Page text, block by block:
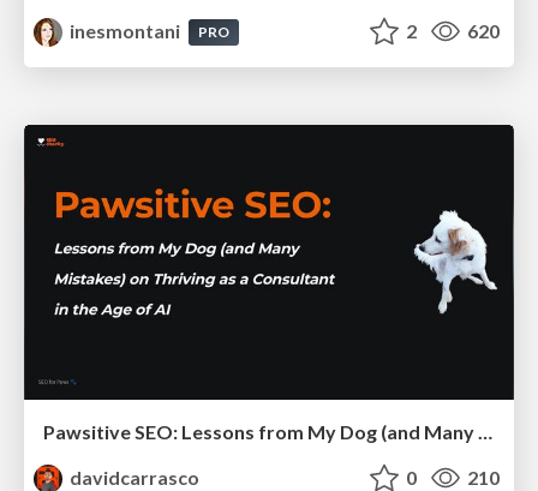
inesmontani
PRO 2 620
Pawsitive SEO: Lessons from My Dog (and Many Mistakes) on Thriving as a Consultant in the Age of AI
davidcarrasco
0 210